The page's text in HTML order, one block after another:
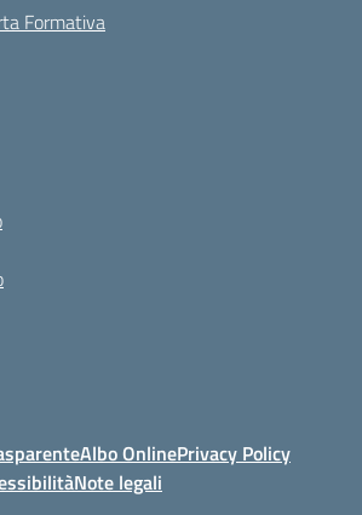
Formativa
Albo OnlinePrivacy Policy
Note legali